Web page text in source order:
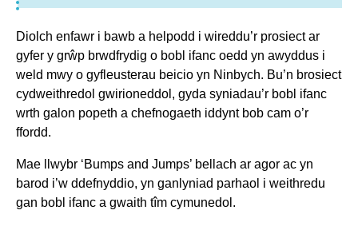
Diolch enfawr i bawb a helpodd i wireddu’r prosiect ar
gyfer y grŵp brwdfrydig o bobl ifanc oedd yn awyddus i
weld mwy o gyfleusterau beicio yn Ninbych. Bu’n brosiect
cydweithredol gwirioneddol, gyda syniadau’r bobl ifanc
wrth galon popeth a chefnogaeth iddynt bob cam o’r
ffordd.
Mae llwybr ‘Bumps and Jumps’ bellach ar agor ac yn
barod i’w ddefnyddio, yn ganlyniad parhaol i weithredu
gan bobl ifanc a gwaith tîm cymunedol.